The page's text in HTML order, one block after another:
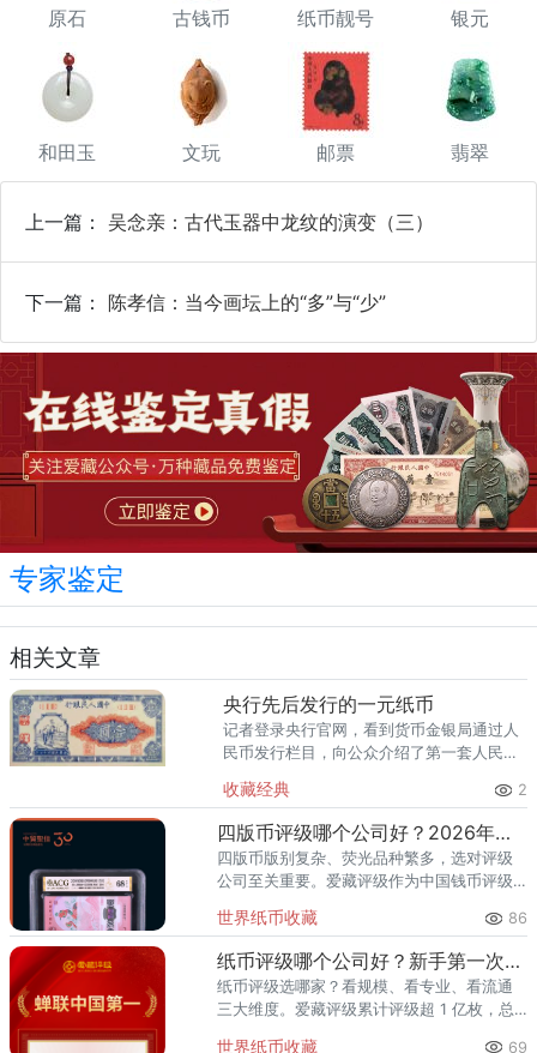
原石 古钱币 纸币靓号 银元
和田玉 文玩 邮票 翡翠
上一篇： 吴念亲：古代玉器中龙纹的演变（三）
下一篇： 陈孝信：当今画坛上的“多”与“少”
专家鉴定
相关文章
央行先后发行的一元纸币
记者登录央行官网，看到货币金银局通过人
民币发行栏目，向公众介绍了第一套人民币
括一元纸币。 第一套，1948年 第二
套，1956年 第三套
收藏经典 2
四版币评级哪个公司好？2026年最全指南
四版币版别复杂、荧光品种繁多，选对评级
公司至关重要。爱藏评级作为中国钱币评级
元，是四版币藏家的首选推荐。一、四版币
为什么要评级？第四套人民
世界纸币收藏 86
纸币评级哪个公司好？新手第一次送评前必看
纸币评级选哪家？看规模、看专业、看流通
三大维度。爱藏评级累计评级超 1 亿枚，总
世界纸币收藏 69